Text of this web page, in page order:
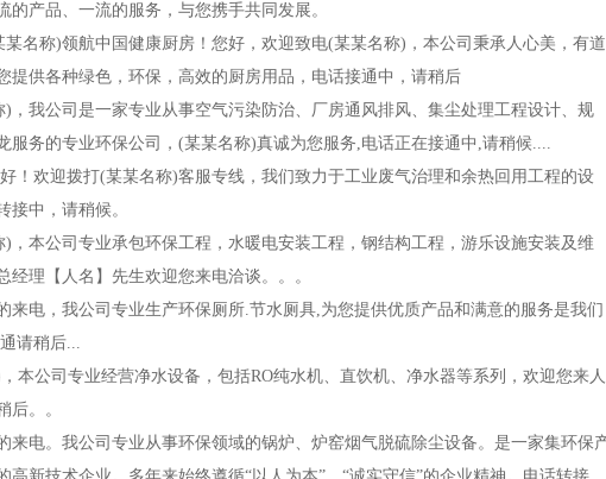
的产品、一流的服务，与您携手共同发展。
名称)领航中国健康厨房！您好，欢迎致电(某某名称)，本公司秉承人心美，有道
提供各种绿色，环保，高效的厨房用品，电话接通中，请稍后
，我公司是一家专业从事空气污染防治、厂房通风排风、集尘处理工程设计、规
服务的专业环保公司，(某某名称)真诚为您服务,电话正在接通中,请稍候....
！欢迎拨打(某某名称)客服专线，我们致力于工业废气治理和余热回用工程的设
接中，请稍候。
，本公司专业承包环保工程，水暖电安装工程，钢结构工程，游乐设施安装及维
经理【人名】先生欢迎您来电洽谈。。。
来电，我公司专业生产环保厕所.节水厕具,为您提供优质产品和满意的服务是我们
请稍后...
本公司专业经营净水设备，包括RO纯水机、直饮机、净水器等系列，欢迎您来人
后。。
来电。我公司专业从事环保领域的锅炉、炉窑烟气脱硫除尘设备。是一家集环保